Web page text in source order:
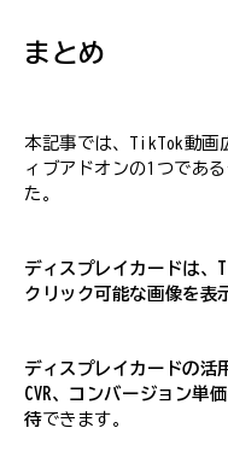
まとめ
本記事では、TikTok動画
ィブアドオンの1つであ
た。
ディスプレイカードは、
クリック可能な画像を表
ディスプレイカードの活
CVR、コンバージョン単
待できます。